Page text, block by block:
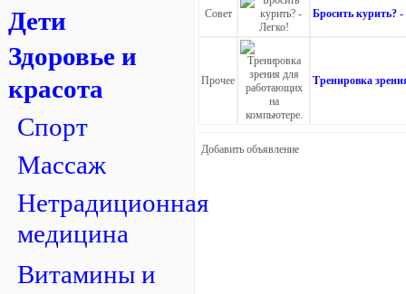
Дети
Здоровье и
красота
Спорт
Массаж
Нетрадиционная
медицина
Витамины и
Совет Бросить курить?
Прочее Тренировка
Добавить объявление